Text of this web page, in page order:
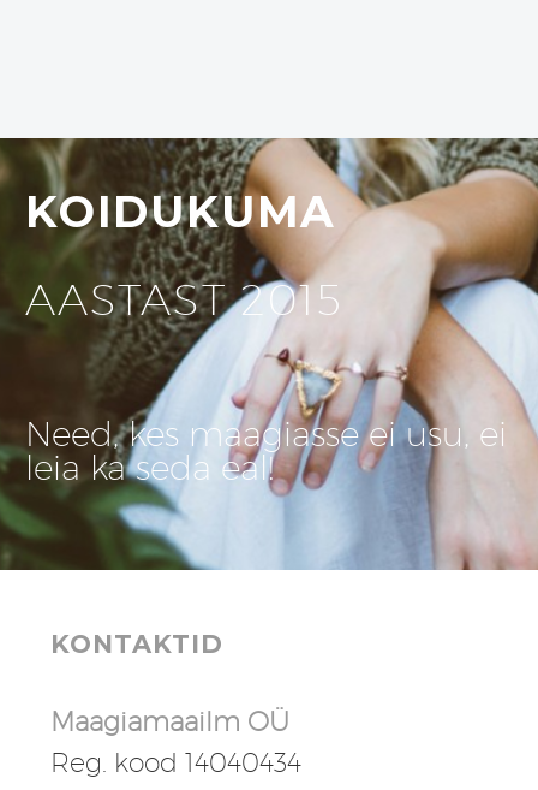
KOIDUKUMA
AASTAST 2015
Need, kes maagiasse ei usu, ei
leia ka seda eal!
KONTAKTID
Maagiamaailm OÜ
Reg. kood 14040434